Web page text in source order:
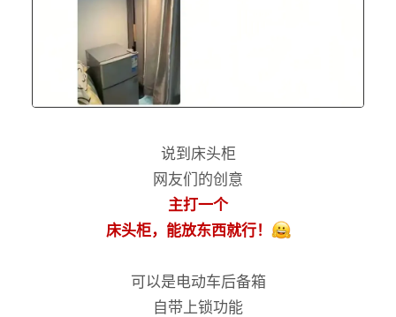
说到床头柜
网友们的创意
主打一个
床头柜，能放东西就行！
可以是电动车后备箱
自带上锁功能